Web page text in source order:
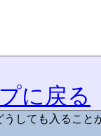
に戻る
しても入ること